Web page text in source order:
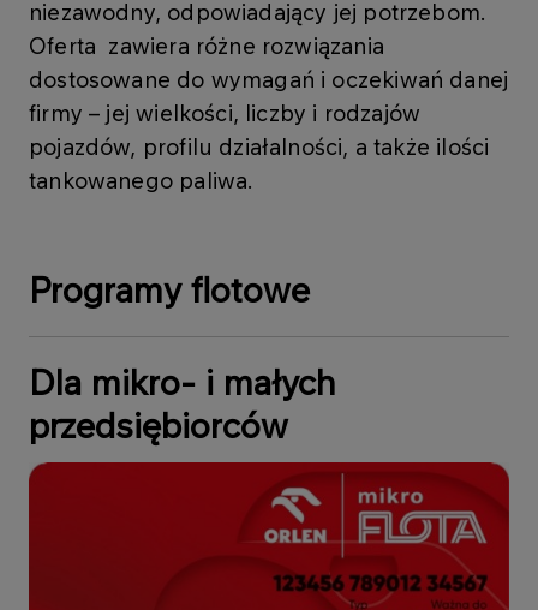
niezawodny, odpowiadający jej potrzebom.
Oferta zawiera różne rozwiązania
dostosowane do wymagań i oczekiwań danej
firmy – jej wielkości, liczby i rodzajów
pojazdów, profilu działalności, a także ilości
tankowanego paliwa.
Programy flotowe
Dla mikro- i małych
przedsiębiorców